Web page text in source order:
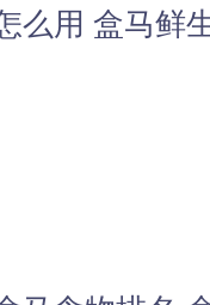
么用 盒马鲜